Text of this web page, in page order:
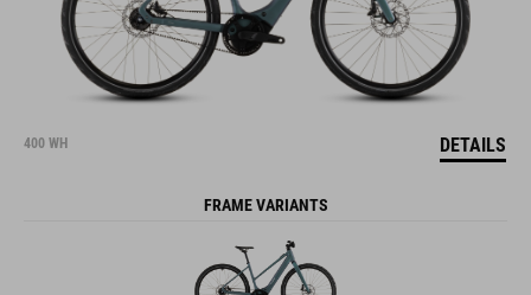
400 WH DETAILS
FRAME VARIANTS